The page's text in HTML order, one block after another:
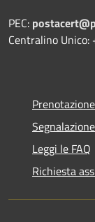
PEC:
Centralino Unico:
Leggi le FAQ
Richiesta